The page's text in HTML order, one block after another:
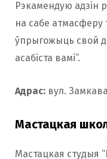
Рэкамендую адзін
на сабе атмасферу
ўпрыгожыць свой
асабіста вамі”.
Адрас: вул.
Мастацкая
Мастацкая студыя